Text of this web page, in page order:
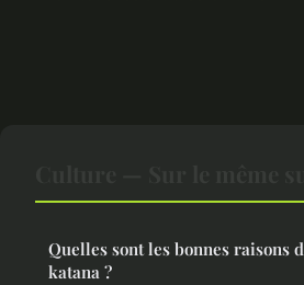
Quelles sont les bonnes raisons
katana ?